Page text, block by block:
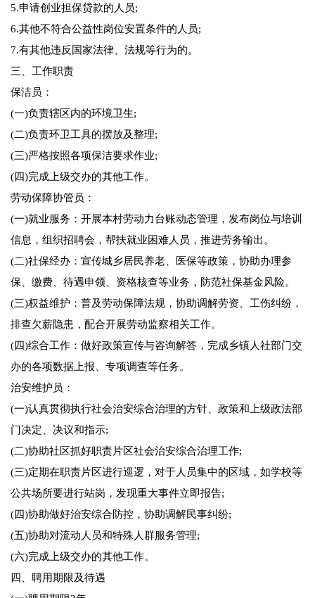
5.申请创业担保贷款的人员;
6.其他不符合公益性岗位安置条件的人员;
7.有其他违反国家法律、法规等行为的。
三、工作职责
保洁员：
(一)负责辖区内的环境卫生;
(二)负责环卫工具的摆放及整理;
(三)严格按照各项保洁要求作业;
(四)完成上级交办的其他工作。
劳动保障协管员：
(一)就业服务：开展本村劳动力台账动态管理，发布岗位与培训
信息，组织招聘会，帮扶就业困难人员，推进劳务输出。
(二)社保经办：宣传城乡居民养老、医保等政策，协助办理参
保、缴费、待遇申领、资格核查等业务，防范社保基金风险。
(三)权益维护：普及劳动保障法规，协助调解劳资、工伤纠纷，
排查欠薪隐患，配合开展劳动监察相关工作。
(四)综合工作：做好政策宣传与咨询解答，完成乡镇人社部门交
办的各项数据上报、专项调查等任务。
治安维护员：
(一)认真贯彻执行社会治安综合治理的方针、政策和上级政法部
门决定、决议和指示;
(二)协助社区抓好职责片区社会治安综合治理工作;
(三)定期在职责片区进行巡逻，对于人员集中的区域，如学校等
公共场所要进行站岗，发现重大事件立即报告;
(四)协助做好治安综合防控，协助调解民事纠纷;
(五)协助对流动人员和特殊人群服务管理;
(六)完成上级交办的其他工作。
四、聘用期限及待遇